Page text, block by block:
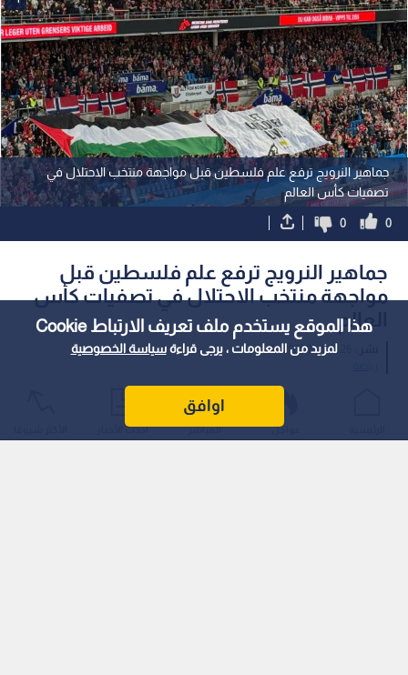
هذا الموقع يستخدم ملف تعريف الارتباط Cookie
لمزيد من المعلومات ، يرجى قراءةسياسة الخصوصية
اوافق
جماهير النرويج ترفع علم فلسطين قبل مواجهة منتخب الاحتلال في
تصفيات كأس العالم
0
0
جماهير النرويج ترفع علم فلسطين قبل
مواجهة منتخب الاحتلال في تصفيات كأس
العالم
19:26 2025/10/11
|
رفعت جماهير منتخب النرويج علما ضخما لفلسطين قبل انطلاق
مباراة منتخب بلادهم أمام منتخب الاحتلال الإسرائيلي، ضمن
تصفيات كأس العالم 2026.
عواجل المباشر أحدث الأخبار